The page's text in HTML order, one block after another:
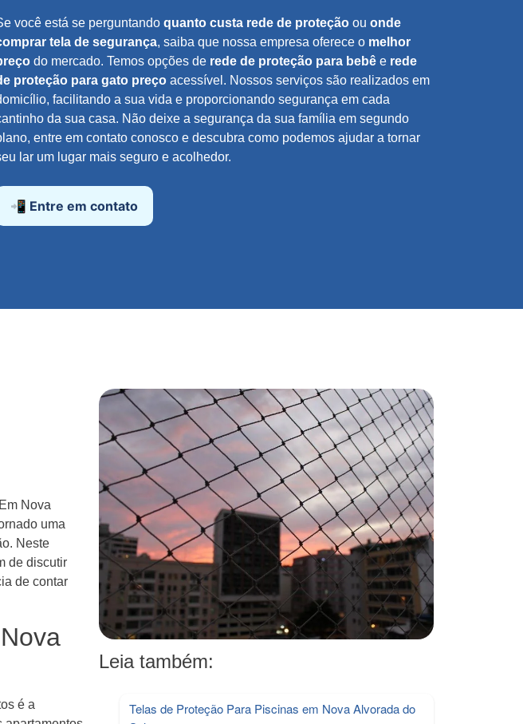
você está se perguntando quanto custa rede de proteção ou onde
tela de segurança, saiba que nossa empresa oferece o melhor
do mercado. Temos opções de rede de proteção para bebê e rede
proteção para gato preço acessível. Nossos serviços são realizados em
facilitando a sua vida e proporcionando segurança em cada
da sua casa. Não deixe a segurança da sua família em segundo
entre em contato conosco e descubra como podemos ajudar a tornar
lar um lugar mais seguro e acolhedor.
📲 Entre em contato
Nova
uma
Neste
de discutir
de contar
é a
Leia também:
Telas de Proteção Para Piscinas em Nova Alvorada do